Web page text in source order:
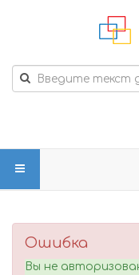
Ошибка
Вы не